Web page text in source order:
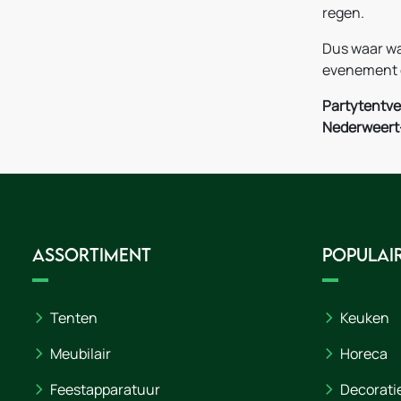
regen.
Dus waar
evenement
Assortiment
Tenten
Meubilair
Feestapparatuur
Keuken
Horeca